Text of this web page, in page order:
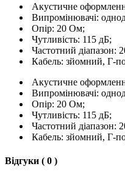
Акустичне
Випромінювачі:
Опір: 20 Ом;
Чутливість: 115 дБ;
Частотний діапазон:
Кабель: зйомний, Г-
Акустичне
Випромінювачі:
Опір: 20 Ом;
Чутливість: 115 дБ;
Частотний діапазон:
Кабель: зйомний, Г-
Відгуки ( 0 )